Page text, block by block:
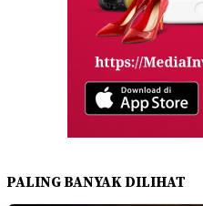
PALING BANYAK DILIHAT